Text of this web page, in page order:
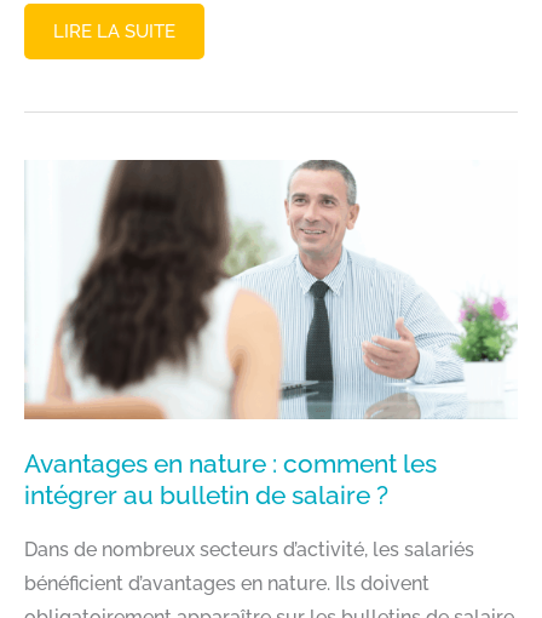
ACCORD
D’INTÉRESSEMENT
COMMENT
SILAE
LIRE LA SUITE
Avantages en nature : comment les
intégrer au bulletin de salaire ?
Dans de nombreux secteurs d’activité, les salariés
bénéficient d’avantages en nature. Ils doivent